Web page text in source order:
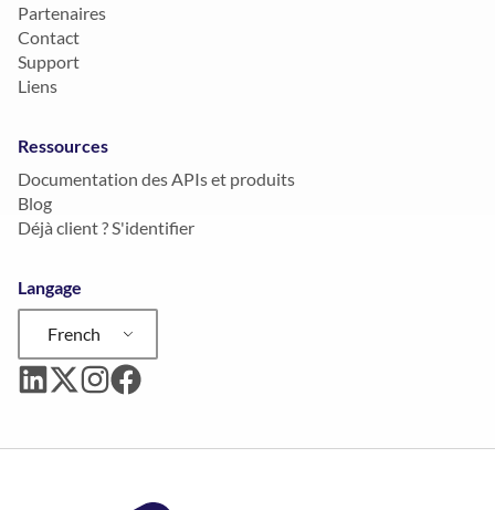
Partenaires
Contact
Support
Liens
Ressources
Documentation des APIs et produits
Blog
Déjà client ? S'identifier
Langage
French